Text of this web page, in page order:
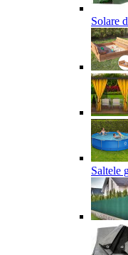
Solare
Saltele